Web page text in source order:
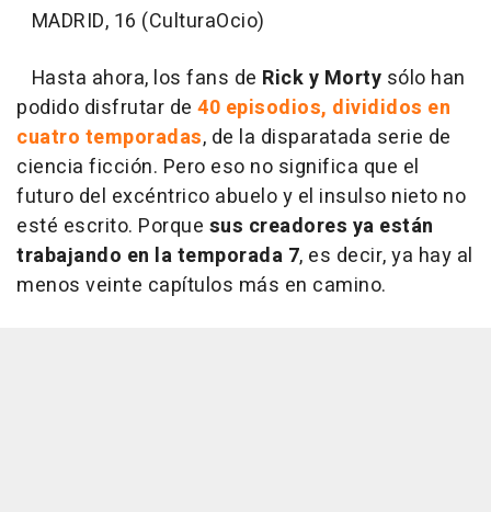
MADRID, 16 (CulturaOcio)
Hasta ahora, los fans de Rick y Morty sólo han
podido disfrutar de 40 episodios, divididos en
cuatro temporadas, de la disparatada serie de
ciencia ficción. Pero eso no significa que el
futuro del excéntrico abuelo y el insulso nieto no
esté escrito. Porque sus creadores ya están
trabajando en la temporada 7, es decir, ya hay al
menos veinte capítulos más en camino.